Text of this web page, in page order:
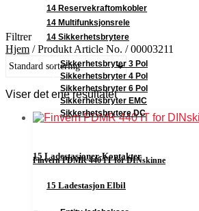
14 Reservekraftomkobler
14 Multifunksjonsrele
14 Sikkerhetsbrytere
Sikkerhetsbryter 3 Pol
Sikkerhetsbryter 4 Pol
Sikkerhetsbryter 6 Pol
Sikkerhetsbryter EMC
Sikkerhetsbrytere DC
15 Ladestasjoner-Kontakter
15 Ladestasjon Elbil
Filtrer
Hjem /Produkt Article No. /00003211
Viser det ene resultatet
Finvern PDMR 440 IT for DINskinne